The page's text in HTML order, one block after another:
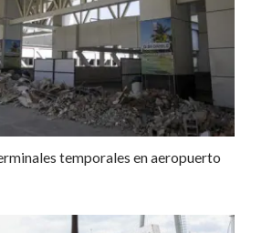
temporales en aeropuerto